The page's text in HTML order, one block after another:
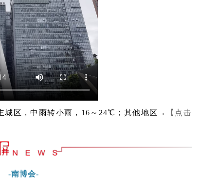
城区，中雨转小雨，16～24℃；其他地区→ 【点击
-南博会-